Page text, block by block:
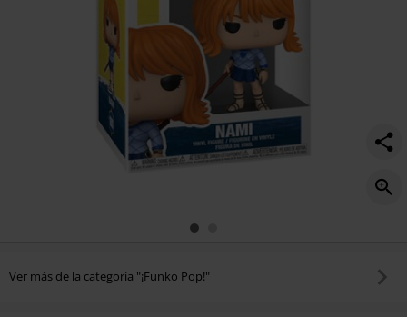
Ver más de la categoría "¡Funko Pop!"